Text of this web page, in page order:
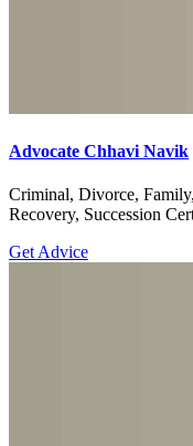
Advocate Chhavi Navik
Criminal, Divorce,
Recovery, Succession
Get Advice